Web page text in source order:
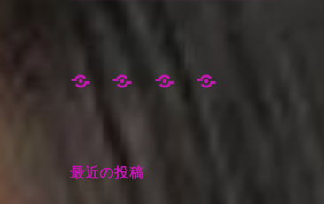
WorksInstagramContactGallery
最近の投稿